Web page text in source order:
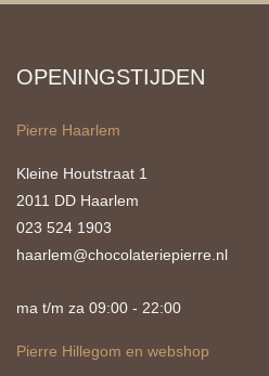
OPENINGSTIJDEN
Pierre Haarlem
Kleine Houtstraat 1
2011 DD Haarlem
023 524 1903
haarlem@chocolateriepierre.nl
ma t/m za 09:00 - 22:00
Pierre Hillegom en webshop